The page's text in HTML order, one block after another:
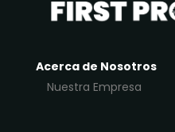
Acerca de Nosotros
Nuestra Empresa